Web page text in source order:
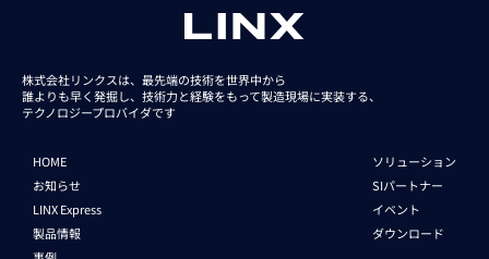
株式会社リンクスは、最先端の技術を世界中から
誰よりも早く発掘し、技術力と経験をもって製造現場に実装する、
テクノロジープロバイダです
HOME
お知らせ
LINX Express
製品情報
ソリューション
SIパートナー
イベント
ダウンロード